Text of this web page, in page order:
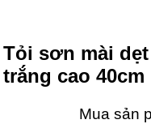
Tỏi sơn mài
trắng cao 40cm
Mua sản